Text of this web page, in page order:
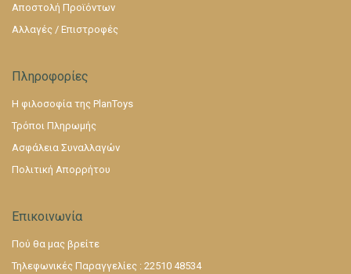
Αποστολή Προϊόντων
Αλλαγές / Επιστροφές
Πληροφορίες
Η φιλοσοφία της PlanToys
Τρόποι Πληρωμής
Ασφάλεια Συναλλαγών
Πολιτική Απορρήτου
Επικοινωνία
Πού θα μας βρείτε
Τηλεφωνικές Παραγγελίες : 22510 48534